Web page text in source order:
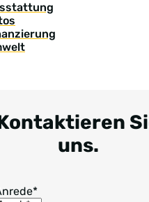
uns.
*